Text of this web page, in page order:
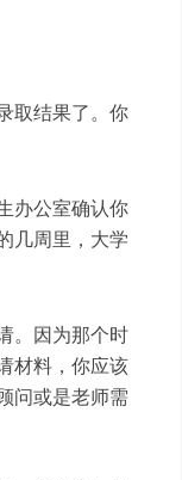
取结果了。你
办公室确认你
几周里，大学
。因为那个时
材料，你应该
问或是老师需